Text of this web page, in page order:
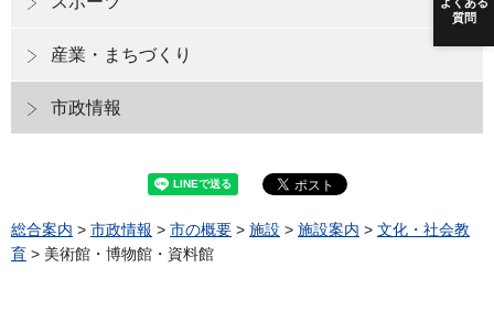
質問
産業・まちづくり
市政情報
総合案内 > 市政情報 > 市の概要 > 施設 > 施設案内 > 文化・社会教
育 > 美術館・博物館・資料館